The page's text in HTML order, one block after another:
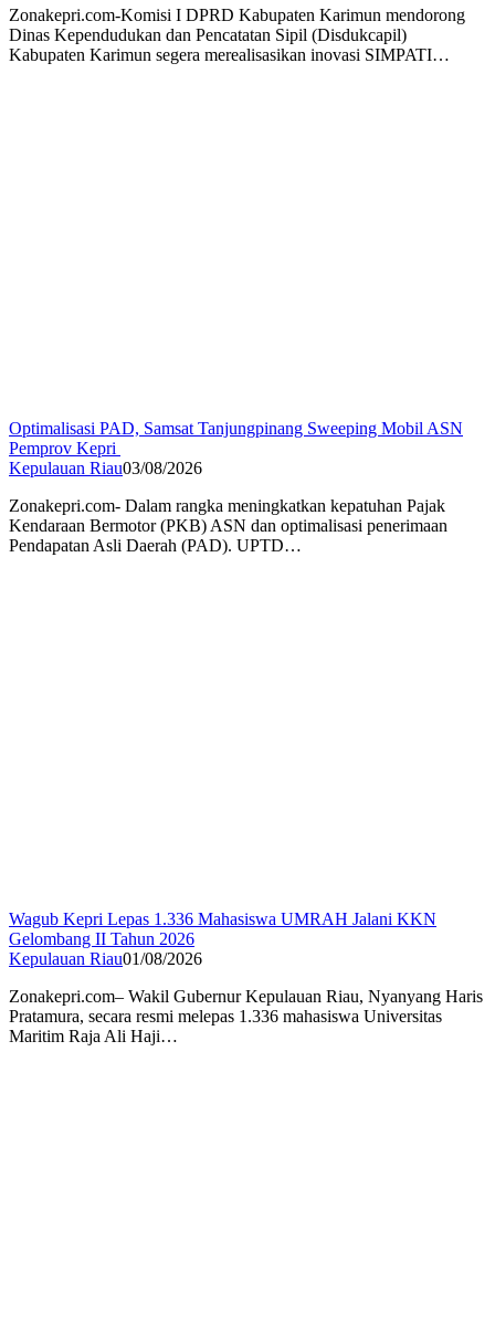
Zonakepri.com-Komisi I DPRD Kabupaten Karimun mendorong
Dinas Kependudukan dan Pencatatan Sipil (Disdukcapil)
Kabupaten Karimun segera merealisasikan inovasi SIMPATI…
Optimalisasi PAD, Samsat Tanjungpinang Sweeping Mobil ASN
Pemprov Kepri
Kepulauan Riau03/08/2026
Zonakepri.com- Dalam rangka meningkatkan kepatuhan Pajak
Kendaraan Bermotor (PKB) ASN dan optimalisasi penerimaan
Pendapatan Asli Daerah (PAD). UPTD…
Wagub Kepri Lepas 1.336 Mahasiswa UMRAH Jalani KKN
Gelombang II Tahun 2026
Kepulauan Riau01/08/2026
Zonakepri.com– Wakil Gubernur Kepulauan Riau, Nyanyang Haris
Pratamura, secara resmi melepas 1.336 mahasiswa Universitas
Maritim Raja Ali Haji…